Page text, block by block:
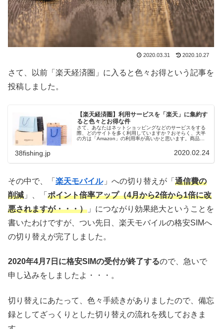
2020.03.31 2020.10.27
さて、以前「楽天経済圏」に入ると色々お得という記事を
投稿しました。
【楽天経済圏】利用サービスを「楽天」に集約す
ると色々とお得な件
さて、あなたはネットショッピングなどのサービスをする
際、どのサイトを多く利用していますか？おそらく、大半
の方は「Amazon」の利用率が高いかと思います。商品も
38fishing.jp 2020.02.24
その中で、「 楽天モバイル 」への切り替えが「 通信費の
削減 」、「 ポイント倍率アップ（4月から2倍から1倍に改
悪されますが・・・） 」につながり効果絶大ということを
書いたわけですが、つい先日、楽天モバイルの格安SIMへ
の切り替えが完了しました。
2020年4月7日に格安SIMの受付が終了するので、急いで
申し込みをしましたよ・・・。
切り替えにあたって、色々手続きがありましたので、備忘
録としてざっくりとした切り替えの流れを残しておきま